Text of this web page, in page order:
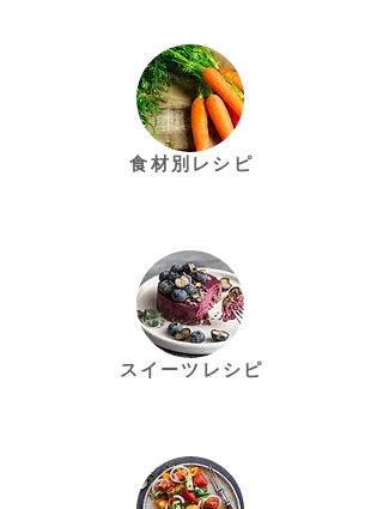
​食材別レシピ
スイーツレシピ